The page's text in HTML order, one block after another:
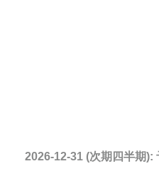
2026-12-31 (次期四半期):